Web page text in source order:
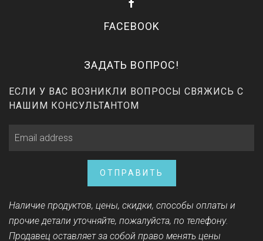
FACEBOOK
ЗАДАТЬ ВОПРОС!
ЕСЛИ У ВАС ВОЗНИКЛИ ВОПРОСЫ СВЯЖИСЬ С
НАШИМ КОНСУЛЬТАНТОМ
ОТПРАВИТЬ
Наличие продуктов, цены, скидки, способы оплаты и
прочие детали уточняйте, пожалуйста, по телефону.
Продавец оставляет за собой право менять цены